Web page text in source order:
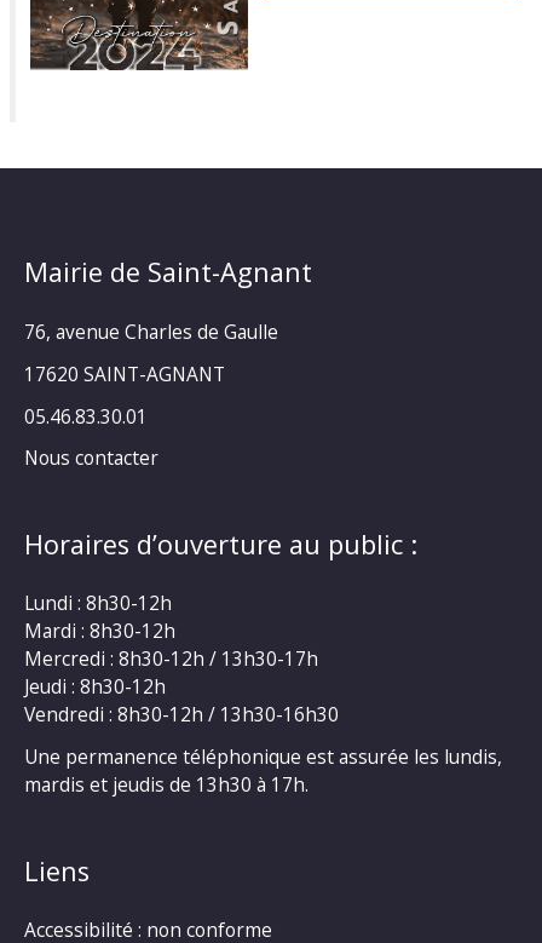
Mairie de Saint-Agnant
76, avenue Charles de Gaulle
17620 SAINT-AGNANT
05.46.83.30.01
Nous contacter
Horaires d’ouverture au public :
Lundi : 8h30-12h
Mardi : 8h30-12h
Mercredi : 8h30-12h / 13h30-17h
Jeudi : 8h30-12h
Vendredi : 8h30-12h / 13h30-16h30
Une permanence téléphonique est assurée les lundis,
mardis et jeudis de 13h30 à 17h.
Liens
Accessibilité : non conforme